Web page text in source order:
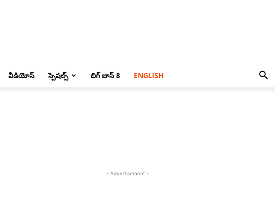
వీడియోస్ స్పెషల్స్ బిగ్ బాస్ 8 ENGLISH
- Advertisement -